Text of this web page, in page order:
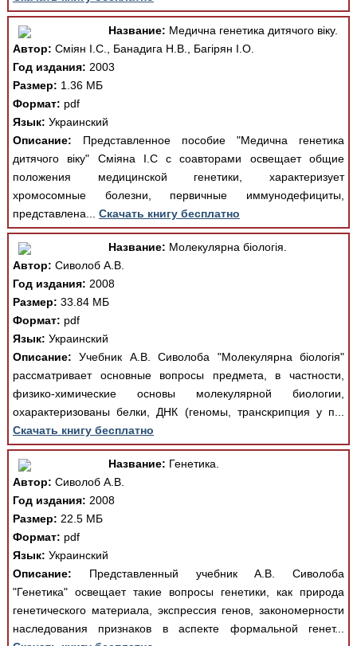
Название: Медична генетика дитячого віку.
Автор: Сміян І.С., Банадига Н.В., Багірян І.О.
Год издания: 2003
Размер: 1.36 МБ
Формат: pdf
Язык: Украинский
Описание: Представленное пособие "Медична генетика
дитячого віку" Сміяна І.С с соавторами освещает общие
положения медицинской генетики, характеризует
хромосомные болезни, первичные иммунодефициты,
представлена... Скачать книгу бесплатно
Название: Молекулярна біологія.
Автор: Сиволоб А.В.
Год издания: 2008
Размер: 33.84 МБ
Формат: pdf
Язык: Украинский
Описание: Учебник А.В. Сиволоба "Молекулярна біологія"
рассматривает основные вопросы предмета, в частности,
физико-химические основы молекулярной биологии,
охарактеризованы белки, ДНК (геномы, транскрипция у п...
Скачать книгу бесплатно
Название: Генетика.
Автор: Сиволоб А.В.
Год издания: 2008
Размер: 22.5 МБ
Формат: pdf
Язык: Украинский
Описание: Представленный учебник А.В. Сиволоба
"Генетика" освещает такие вопросы генетики, как природа
генетического материала, экспрессия генов, закономерности
наследования признаков в аспекте формальной генет...